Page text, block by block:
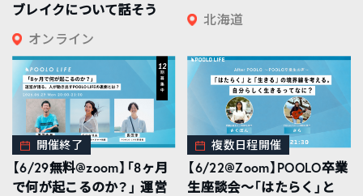
ブレイクについて話そう
オンライン
北海道
開催終了
【6/29無料@zoom】「8ヶ月
で何が起こるのか？」 運営
複数日程開催
【6/22@Zoom】POOLO卒業
生座談会〜「はたらく」と